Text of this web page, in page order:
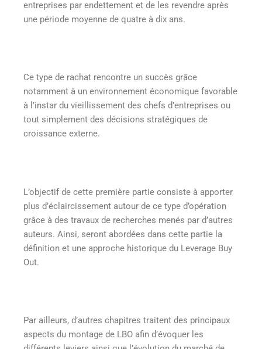
entreprises par endettement et de les revendre après
une période moyenne de quatre à dix ans.
Ce type de rachat rencontre un succès grâce
notamment à un environnement économique favorable
à l’instar du vieillissement des chefs d’entreprises ou
tout simplement des décisions stratégiques de
croissance externe.
L’objectif de cette première partie consiste à apporter
plus d’éclaircissement autour de ce type d’opération
grâce à des travaux de recherches menés par d’autres
auteurs. Ainsi, seront abordées dans cette partie la
définition et une approche historique du Leverage Buy
Out.
Par ailleurs, d’autres chapitres traitent des principaux
aspects du montage de LBO afin d’évoquer les